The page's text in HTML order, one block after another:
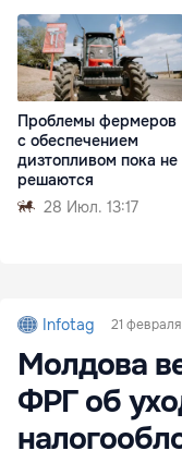
Проблемы фермеров
с обеспечением
дизтопливом пока не
решаются
28 Июл. 13:17
Infotag 21
Молдова
ФРГ об